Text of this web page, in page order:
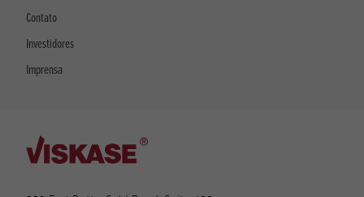
Contato
Investidores
Imprensa